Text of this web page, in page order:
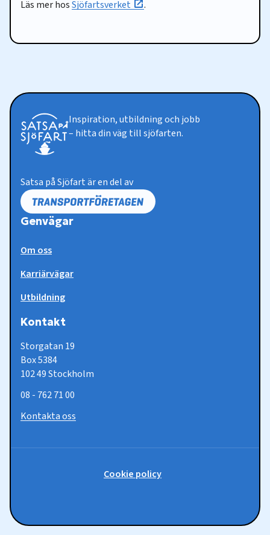
Läs mer hosSjöfartsverket .
Inspiration, utbildning och jobb
– hitta din väg till sjöfarten.
Satsa på Sjöfart är en del av
Genvägar
Om oss
Karriärvägar
Utbildning
Kontakt
Storgatan 19
Box 5384
102 49 Stockholm
08 - 762 71 00
Kontakta oss
länkar
Cookie policy
medier